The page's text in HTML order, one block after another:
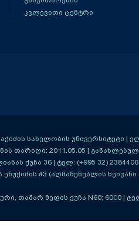
კვლევითი ცენტრი
სახელობის უნივერსიტეტი |
თარიღი: 2011.05.05 |
ქუჩა 36 | ტელ: (+995 32)
#3 (აღმაშენებლის ხეივანი
თამარ მეფის ქუჩა N60; 6000 |